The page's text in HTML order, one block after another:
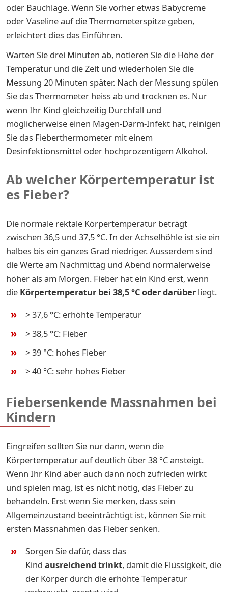
oder Bauchlage. Wenn Sie vorher etwas Babycreme
oder Vaseline auf die Thermometerspitze geben,
erleichtert dies das Einführen.
Warten Sie drei Minuten ab, notieren Sie die Höhe der
Temperatur und die Zeit und wiederholen Sie die
Messung 20 Minuten später. Nach der Messung spülen
Sie das Thermometer heiss ab und trocknen es. Nur
wenn Ihr Kind gleichzeitig Durchfall und
möglicherweise einen Magen-Darm-Infekt hat, reinigen
Sie das Fieberthermometer mit einem
Desinfektionsmittel oder hochprozentigem Alkohol.
Ab welcher Körpertemperatur ist
es Fieber?
Die normale rektale Körpertemperatur beträgt
zwischen 36,5 und 37,5 °C. In der Achselhöhle ist sie ein
halbes bis ein ganzes Grad niedriger. Ausserdem sind
die Werte am Nachmittag und Abend normalerweise
höher als am Morgen. Fieber hat ein Kind erst, wenn
die Körpertemperatur bei 38,5 °C oder darüber liegt.
> 37,6 °C: erhöhte Temperatur
> 38,5 °C: Fieber
> 39 °C: hohes Fieber
> 40 °C: sehr hohes Fieber
Fiebersenkende Massnahmen bei
Kindern
Eingreifen sollten Sie nur dann, wenn die
Körpertemperatur auf deutlich über 38 °C ansteigt.
Wenn Ihr Kind aber auch dann noch zufrieden wirkt
und spielen mag, ist es nicht nötig, das Fieber zu
behandeln. Erst wenn Sie merken, dass sein
Allgemeinzustand beeinträchtigt ist, können Sie mit
ersten Massnahmen das Fieber senken.
Sorgen Sie dafür, dass das
Kind ausreichend trinkt, damit die Flüssigkeit, die
der Körper durch die erhöhte Temperatur